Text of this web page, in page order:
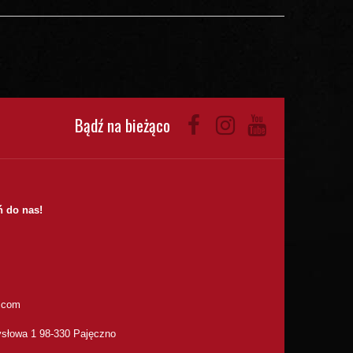
Bądź na bieżąco
do nas!
1 98-330 Pajęczno